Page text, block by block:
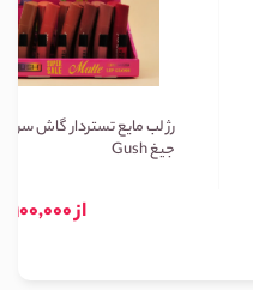
رژ لب مایع تستردار گاش سری
جیغ Gush
از 100,000 تومان